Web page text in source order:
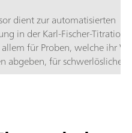
dient zur automatisierten
in der Karl-Fischer-
für Proben, welche ihr
abgeben, für schwerlösliche
reagieren.